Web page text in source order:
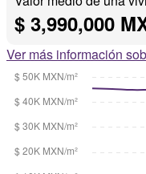
$ 3,990,000
Ver más información